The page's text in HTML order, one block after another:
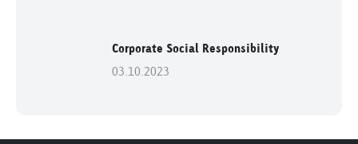
Corporate Social Responsibility
03.10.2023